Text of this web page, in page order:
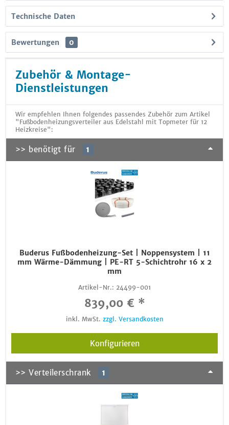
Technische Daten
Bewertungen 0
Zubehör & Montage-
Dienstleistungen
Wir empfehlen Ihnen folgendes passendes Zubehör zum Artikel
"Fußbodenheizungsverteiler aus Edelstahl mit Topmeter für 12
Heizkreise":
>> benötigt für 1
Buderus Fußbodenheizung-Set | Noppensystem | 11
mm Wärme-Dämmung | PE-RT 5-Schichtrohr 16 x 2
mm
Artikel-Nr.: 24499-001
839,00 € *
inkl. MwSt. zzgl. Versandkosten
Konfigurieren
>> Verteilerschrank 1